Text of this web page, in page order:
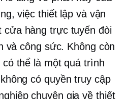
việc thiết lập và vận
cửa hàng trực tuyến đòi
và công sức. Không còn
thể là một quá trình
có quyền truy cập
chuyên gia về thiết